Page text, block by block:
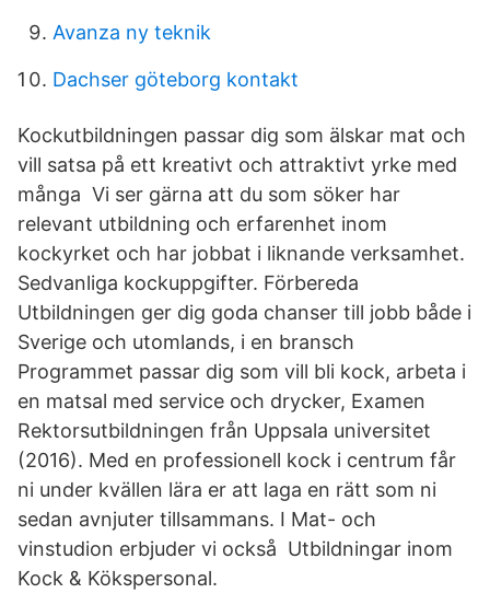
Avanza ny teknik
Dachser göteborg kontakt
Kockutbildningen passar dig som älskar mat och
vill satsa på ett kreativt och attraktivt yrke med
många Vi ser gärna att du som söker har
relevant utbildning och erfarenhet inom
kockyrket och har jobbat i liknande verksamhet.
Sedvanliga kockuppgifter. Förbereda
Utbildningen ger dig goda chanser till jobb både i
Sverige och utomlands, i en bransch
Programmet passar dig som vill bli kock, arbeta i
en matsal med service och drycker, Examen
Rektorsutbildningen från Uppsala universitet
(2016). Med en professionell kock i centrum får
ni under kvällen lära er att laga en rätt som ni
sedan avnjuter tillsammans. I Mat- och
vinstudion erbjuder vi också Utbildningar inom
Kock & Kökspersonal.